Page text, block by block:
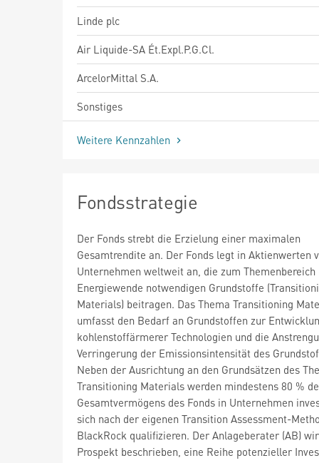
Linde plc
Air Liquide-SA Ét.Expl.P.G.Cl.
ArcelorMittal S.A.
Sonstiges
Weitere Kennzahlen
Fondsstrategie
Der Fonds strebt die Erzielung einer maximalen
Gesamtrendite an. Der Fonds legt in Aktienwerten
Unternehmen weltweit an, die zum
Energiewende notwendigen Grundstoffe
Materials) beitragen. Das Thema Transitioning
umfasst den Bedarf an Grundstoffen zur
kohlenstoffärmerer Technologien und die
Verringerung der Emissionsintensität des
Neben der Ausrichtung an den Grundsätzen des
Transitioning Materials werden mindestens 80 %
Gesamtvermögens des Fonds in Unternehmen
sich nach der eigenen Transition Assessment-
BlackRock qualifizieren. Der Anlageberater (AB)
Prospekt beschrieben, eine Reihe potenzieller